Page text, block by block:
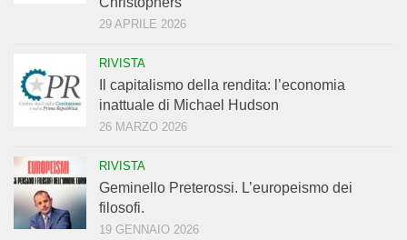
29 APRILE 2026
RIVISTA
Il capitalismo della rendita: l’economia
inattuale di Michael Hudson
26 MARZO 2026
RIVISTA
Geminello Preterossi. L’europeismo dei
filosofi.
19 GENNAIO 2026